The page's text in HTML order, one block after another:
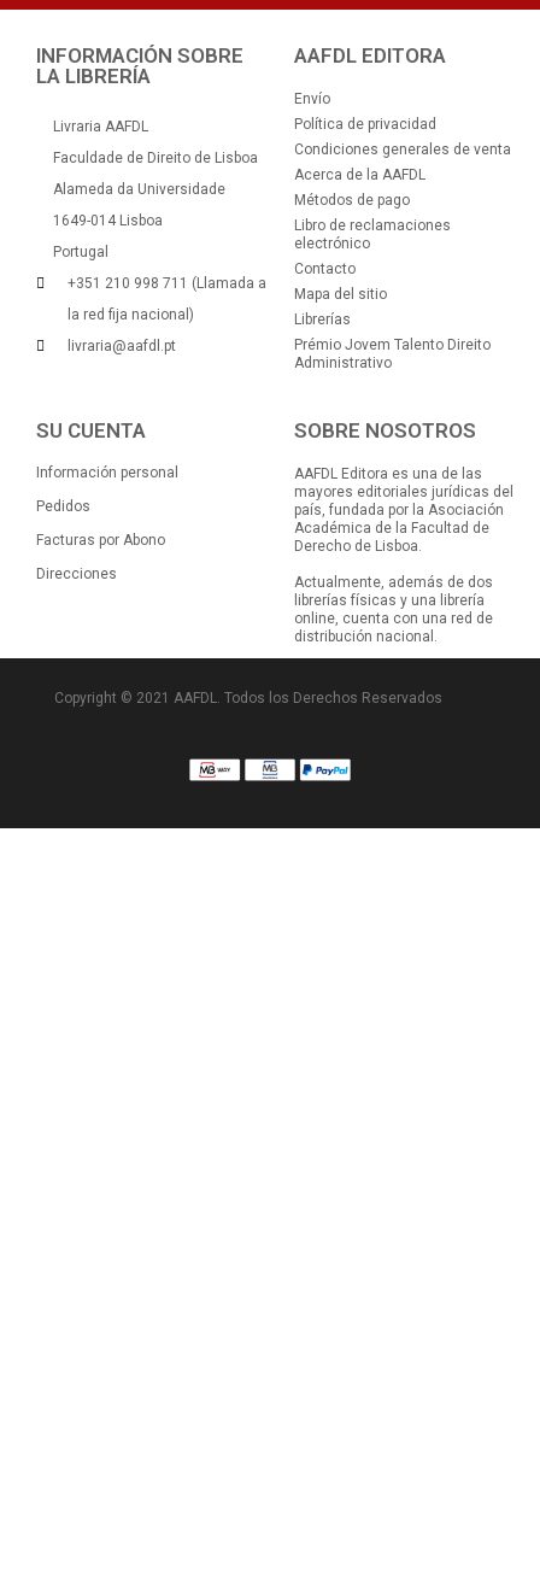
INFORMACIÓN SOBRE
LA LIBRERÍA
Livraria AAFDL
Faculdade de Direito de Lisboa
Alameda da Universidade
1649-014 Lisboa
Portugal
+351 210 998 711 (Llamada a
la red fija nacional)
livraria@aafdl.pt
AAFDL EDITORA
Envío
Política de privacidad
Condiciones generales de venta
Acerca de la AAFDL
Métodos de pago
Libro de reclamaciones
electrónico
Contacto
Mapa del sitio
Librerías
Prémio Jovem Talento Direito
Administrativo
SU CUENTA
Información personal
Pedidos
Facturas por Abono
Direcciones
SOBRE NOSOTROS
AAFDL Editora es una de las
mayores editoriales jurídicas del
país, fundada por la Asociación
Académica de la Facultad de
Derecho de Lisboa.
Actualmente, además de dos
librerías físicas y una librería
online, cuenta con una red de
distribución nacional.
Copyright © 2021 AAFDL. Todos los Derechos Reservados